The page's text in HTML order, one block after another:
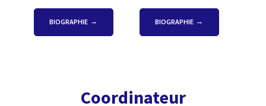
BIOGRAPHIE BIOGRAPHIE
Coordinateur